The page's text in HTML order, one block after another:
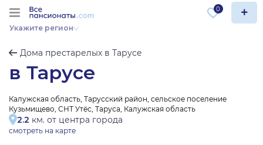
Укажите регион
0
Дома престарелых в Тарусе
в Тарусе
Калужская область, Тарусский район, сельское поселение
Кузьмищево, СНТ Утёс, Таруса, Калужская область
2.2 км. от центра города
смотреть на карте